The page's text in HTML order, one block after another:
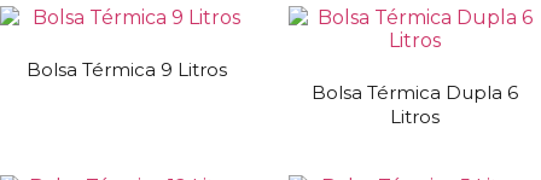
Bolsa Térmica 9 Litros
Bolsa Térmica Dupla 6
Litros